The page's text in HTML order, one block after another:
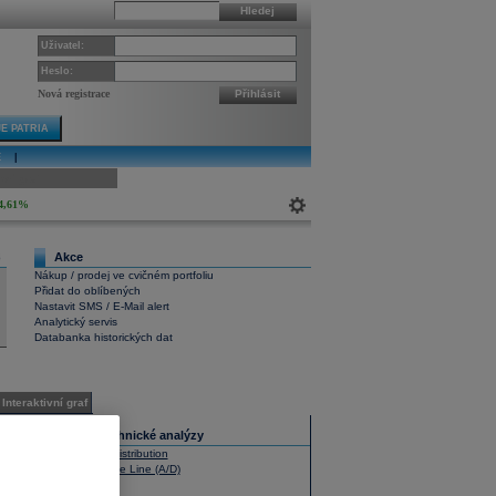
Hledej
Uživatel:
Heslo:
Nová registrace Přihlásit
PATRIA
Akce
Nákup / prodej ve cvičném portfoliu
Přidat do oblíbených
Nastavit SMS / E-Mail alert
Analytický servis
Databanka historických dat
Interaktivní graf
Slovník technické analýzy
Accumulation / Distribution
Advance - Decline Line (A/D)